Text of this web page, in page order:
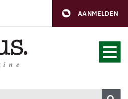
AANMELDEN